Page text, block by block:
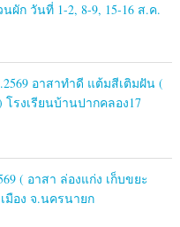
ผัก วันที่ 1-2, 8-9, 15-16 ส.ค.
อาสาทำดี แต้มสีเติมฝัน (
รงเรียนบ้านปากคลอง17
( อาสา ล่องแก่ง เก็บขยะ
มือง จ.นครนายก